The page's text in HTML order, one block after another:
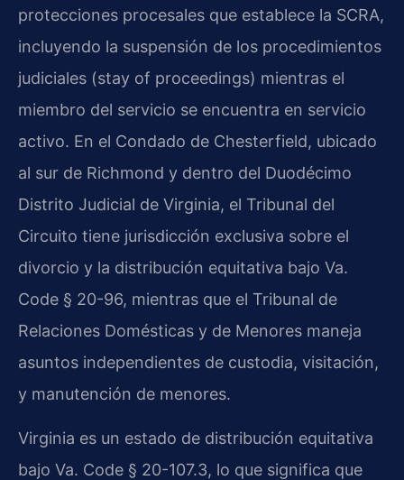
protecciones procesales que establece la SCRA,
incluyendo la suspensión de los procedimientos
judiciales (stay of proceedings) mientras el
miembro del servicio se encuentra en servicio
activo. En el Condado de Chesterfield, ubicado
al sur de Richmond y dentro del Duodécimo
Distrito Judicial de Virginia, el Tribunal del
Circuito tiene jurisdicción exclusiva sobre el
divorcio y la distribución equitativa bajo Va.
Code § 20-96, mientras que el Tribunal de
Relaciones Domésticas y de Menores maneja
asuntos independientes de custodia, visitación,
y manutención de menores.
Virginia es un estado de distribución equitativa
bajo Va. Code § 20-107.3, lo que significa que